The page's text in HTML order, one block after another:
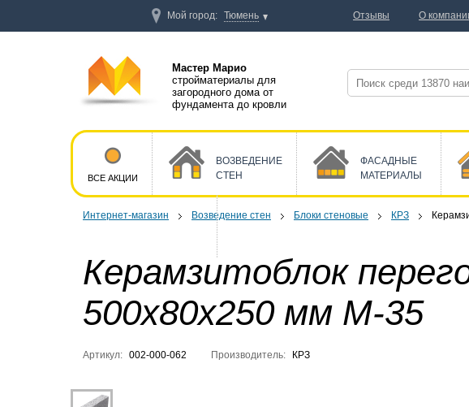
Интернет-магазин Возведение стен Блоки стеновые КРЗ
Керамзитоблок
500x80x250 мм М-35
Артикул: 002-000-062 Производитель: КРЗ
Мастер Марио
стройматериалы для
загородного дома от
фундамента до кровли
ВСЕ АКЦИИ
ВОЗВЕДЕНИЕ
СТЕН
ФАСАДНЫЕ
МАТЕРИАЛЫ
Мой город: Тюмень Отзывы О